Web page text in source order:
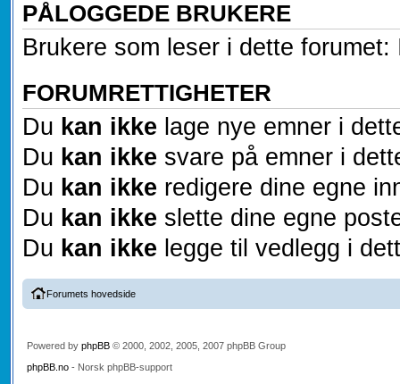
PÅLOGGEDE BRUKERE
Brukere som leser i dette
FORUMRETTIGHETER
Du kan ikke lage nye emner i
Du kan ikke svare på emner i
Du kan ikke redigere dine egne
Du kan ikke slette dine egne
Du kan ikke legge til vedlegg i
Forumets hovedside
Powered by phpBB© 2000, 2002, 2005, 2007 phpBB Group
phpBB.no- Norsk phpBB-support